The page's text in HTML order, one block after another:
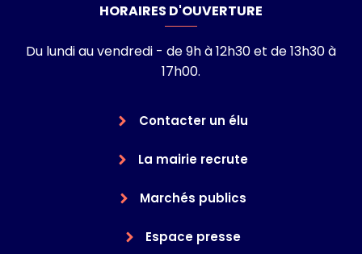
HORAIRES D'OUVERTURE
Du lundi au vendredi - de 9h à 12h30 et de 13h30 à
17h00.
Contacter un élu
La mairie recrute
Marchés publics
Espace presse